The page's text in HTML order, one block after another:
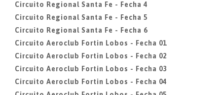
Circuito Regional Santa Fe - Fecha 4
Circuito Regional Santa Fe - Fecha 5
Circuito Regional Santa Fe - Fecha 6
Circuito Aeroclub Fortin Lobos - Fecha 01
Circuito Aeroclub Fortin Lobos - Fecha 02
Circuito Aeroclub Fortin Lobos - Fecha 03
Circuito Aeroclub Fortin Lobos - Fecha 04